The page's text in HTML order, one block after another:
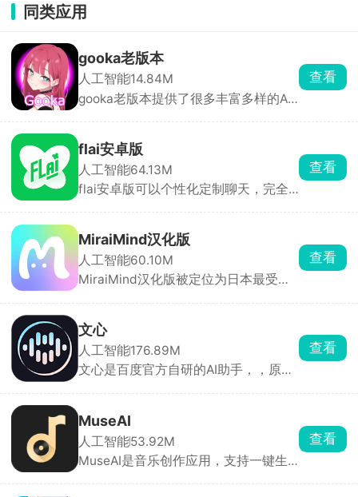
同类应用
gooka老版本
人工智能14.84M
gooka老版本提供了很多丰富多样的AI
独特背景与主线故事，扮演不同主角与
AI展开对话，随机互动解锁精彩情节，
剧情自由发展无任何限制。AI伙伴还会
记录聊天习惯，打造越来越贴合你的互
查看
flai安卓版
人工智能64.13M
flai安卓版可以个性化定制聊天，完全
丰富模板库，快速生成专属虚拟形象。
除了私人定制，软件也提供已经设定好
的角色，支持按热度、更新时间、发声
类型等维度筛选，也能通过关键词或
查看
MiraiMind汉化版
人工智能60.10M
MiraiMind汉化版被定位为日本最受欢
多种不同性格的AI角色可供自由选择，
无论高冷、热情还是温柔，每一位都拥
有独立的背景故事与独特人格。玩家还
可亲手创造专属虚拟角色，自由设定外
查看
文心
人工智能176.89M
文心是百度官方自研的AI助手，，原来
够用，想要高清画图、深度逻辑计算就
开会员包月，适合国内使用习惯，学习
工作日常打杂都很实用。
查看
MuseAI
人工智能53.92M
MuseAI是音乐创作应用，支持一键生
查看